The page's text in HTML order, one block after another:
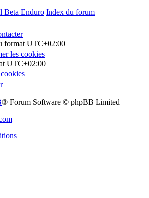
Beta Enduro Index du forum
format UTC+02:00
les cookies
UTC+02:00
® Forum Software © phpBB Limited